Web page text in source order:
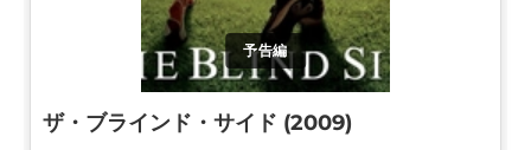
予告編
ザ・ブラインド・サイド (2009)